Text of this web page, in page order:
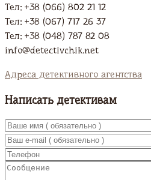
Тел: +38 (066) 802 21 12
Тел: +38 (067) 717 26 37
Тел: +38 (048) 787 82 08
info@detectivchik.net
Адреса детективного агентства
Написать детективам